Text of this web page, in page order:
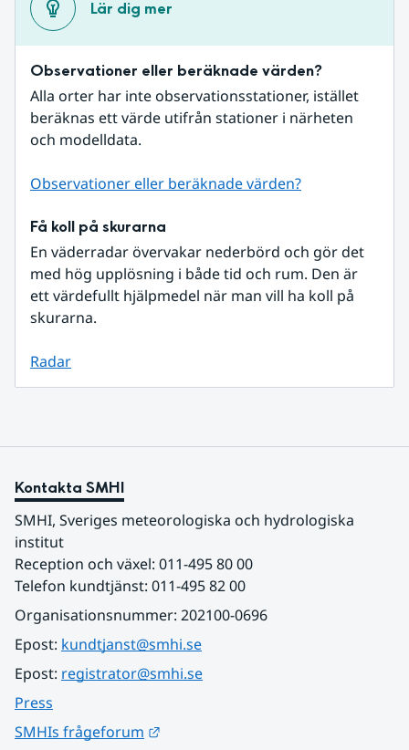
Lär dig mer
Observationer eller beräknade värden?
Alla orter har inte observationsstationer, istället
beräknas ett värde utifrån stationer i närheten
och modelldata.
Observationer eller beräknade värden?
Få koll på skurarna
En väderradar övervakar nederbörd och gör det
med hög upplösning i både tid och rum. Den är
ett värdefullt hjälpmedel när man vill ha koll på
skurarna.
Radar
Kontakta SMHI
SMHI, Sveriges meteorologiska och hydrologiska
institut
Reception och växel: 011-495 80 00
Telefon kundtjänst: 011-495 82 00
Organisationsnummer: 202100-0696
Epost: kundtjanst@smhi.se
Epost: registrator@smhi.se
Press
SMHIs frågeforum